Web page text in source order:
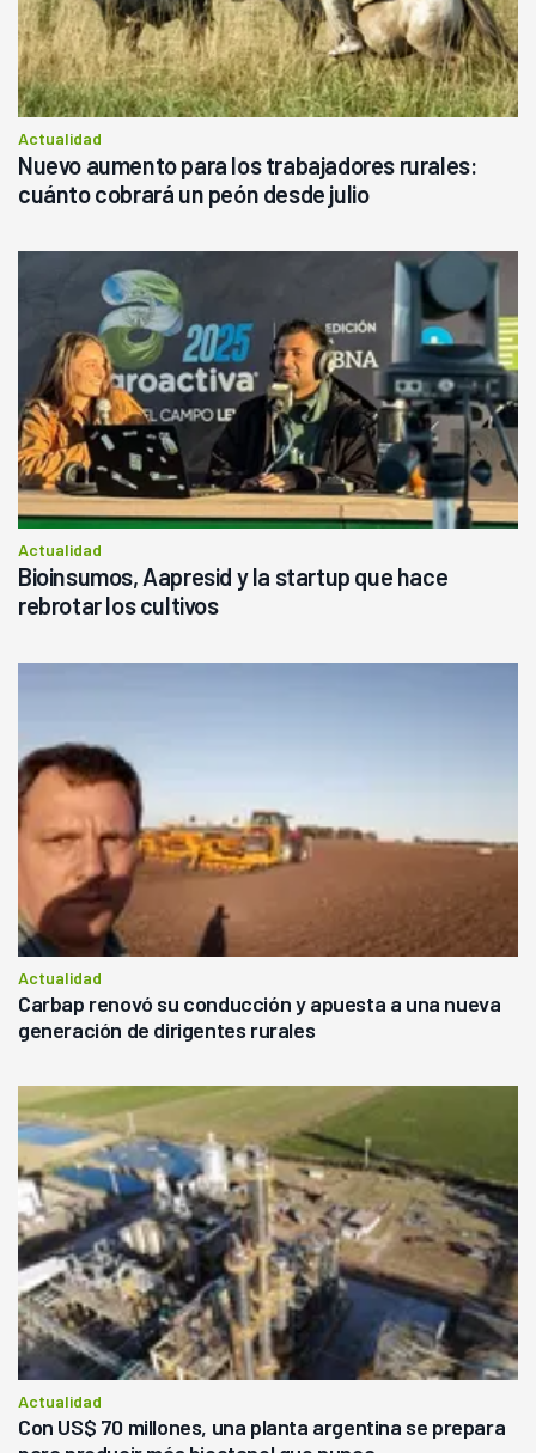
Actualidad
Nuevo aumento para los trabajadores rurales:
cuánto cobrará un peón desde julio
Actualidad
Bioinsumos, Aapresid y la startup que hace
rebrotar los cultivos
Actualidad
Carbap renovó su conducción y apuesta a una nueva
generación de dirigentes rurales
Actualidad
Con US$ 70 millones, una planta argentina se prepara